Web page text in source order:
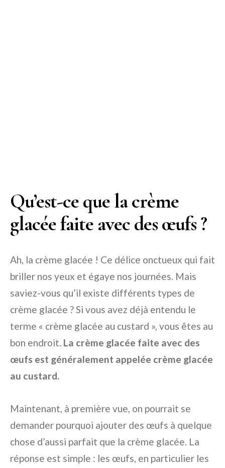
Qu’est-ce que la crème
glacée faite avec des œufs ?
Ah, la crème glacée ! Ce délice onctueux qui fait
briller nos yeux et égaye nos journées. Mais
saviez-vous qu’il existe différents types de
crème glacée ? Si vous avez déjà entendu le
terme « crème glacée au custard », vous êtes au
bon endroit. La crème glacée faite avec des
œufs est généralement appelée crème glacée
au custard.
Maintenant, à première vue, on pourrait se
demander pourquoi ajouter des œufs à quelque
chose d’aussi parfait que la crème glacée. La
réponse est simple : les œufs, en particulier les